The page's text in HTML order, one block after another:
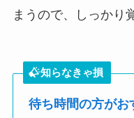
まうので、しっかり
知らなきゃ損
待ち時間の方がお